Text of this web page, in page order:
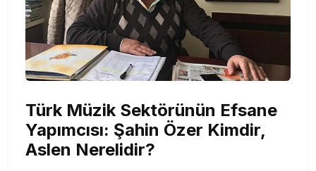
Türk Müzik Sektörünün Efsane
Yapımcısı: Şahin Özer Kimdir,
Aslen Nerelidir?